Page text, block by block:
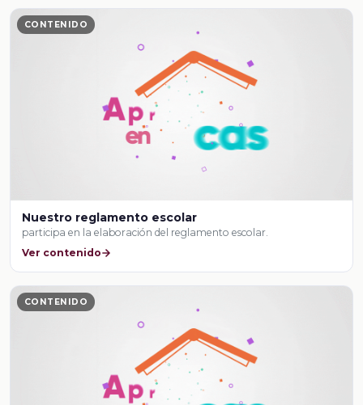
CONTENIDO
Nuestro reglamento escolar
participa en la elaboración del reglamento escolar.
Ver contenido
CONTENIDO